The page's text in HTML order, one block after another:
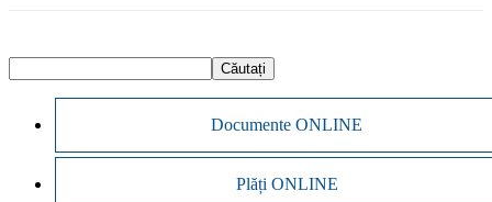
Documente ONLINE
Plăți ONLINE